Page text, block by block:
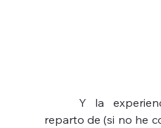
reparto de (si no he